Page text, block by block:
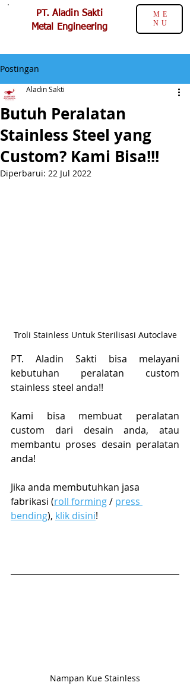
PT. Aladin Sakti
Metal Engineering
ME
NU
Postingan
Butuh Peralatan
Stainless Steel yang
Custom? Kami Bisa!!!
Aladin Sakti
Diperbarui: 22 Jul 2022
Troli Stainless Untuk Sterilisasi Autoclave
PT. Aladin Sakti bisa melayani
kebutuhan peralatan custom
stainless steel anda!!
Kami bisa membuat peralatan
custom dari desain anda, atau
membantu proses desain peralatan
anda!
Jika anda membutuhkan jasa
fabrikasi (roll forming / press
bending), klik disini!
Nampan Kue Stainless